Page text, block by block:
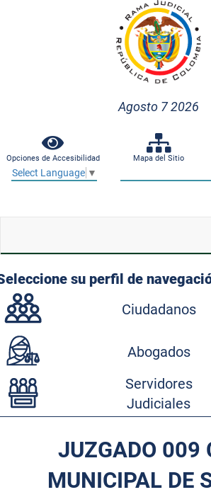
Agosto 7 2026
Opciones de Accesibilidad Mapa del Sitio
Select Language ▼
su perfil de
Ciudadanos
Abogados
Servidores
Judiciales
JUZGADO 009
MUNICIPAL DE